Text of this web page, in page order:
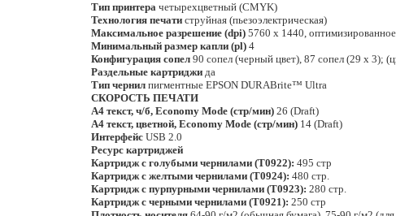
Тип принтера четырехцветный (CMYK)
Технология печати струйная (пьезоэлектрическая)
Максимальное разрешение (dpi) 5760 x 1440, оптимизированное
Минимальный размер капли (pl) 4
Конфигурация сопел 90 сопел (черный цвет), 87 сопел (29 х 3);
Раздельные картриджи да
Тип чернил пигментные EPSON DURABrite™ Ultra
СКОРОСТЬ ПЕЧАТИ
A4 текст, ч/б, Economy Mode (стр/мин) 26 (Draft)
A4 текст, цветной, Economy Mode (стр/мин) 14 (Draft)
Интерфейс USB 2.0
Ресурс картриджей
Картридж с голубыми чернилами (T0922): 495 стр
Картридж с желтыми чернилами (T0924): 480 стр.
Картридж с пурпурными чернилами (T0923): 280 стр.
Картридж с черными чернилами (T0921): 250 стр